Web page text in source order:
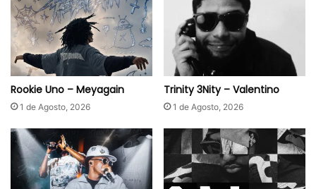
t
D
e
c
i
D
o
Rookie Uno – Meyagain
1 de Agosto, 2026
Trinity 3Nity – Valentino
1 de Agosto, 2026